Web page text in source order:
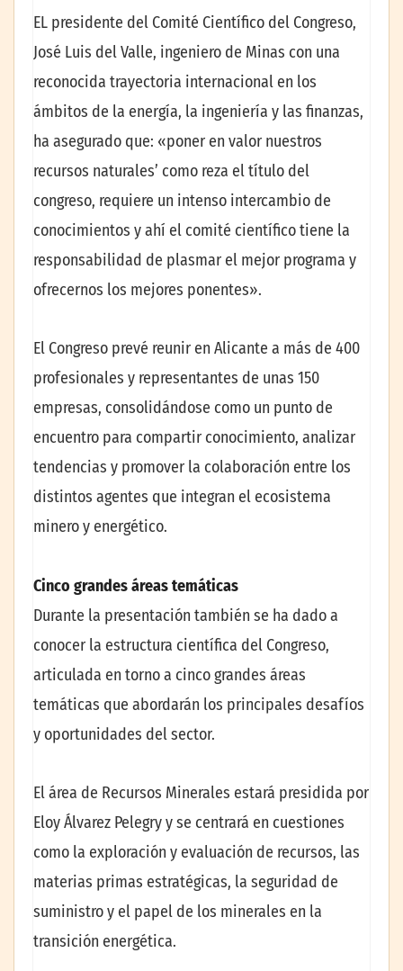
EL presidente del Comité Científico del Congreso,
José Luis del Valle, ingeniero de Minas con una
reconocida trayectoria internacional en los
ámbitos de la energía, la ingeniería y las finanzas,
ha asegurado que: «poner en valor nuestros
recursos naturales’ como reza el título del
congreso, requiere un intenso intercambio de
conocimientos y ahí el comité científico tiene la
responsabilidad de plasmar el mejor programa y
ofrecernos los mejores ponentes».
El Congreso prevé reunir en Alicante a más de 400
profesionales y representantes de unas 150
empresas, consolidándose como un punto de
encuentro para compartir conocimiento, analizar
tendencias y promover la colaboración entre los
distintos agentes que integran el ecosistema
minero y energético.
Cinco grandes áreas temáticas
Durante la presentación también se ha dado a
conocer la estructura científica del Congreso,
articulada en torno a cinco grandes áreas
temáticas que abordarán los principales desafíos
y oportunidades del sector.
El área de Recursos Minerales estará presidida por
Eloy Álvarez Pelegry y se centrará en cuestiones
como la exploración y evaluación de recursos, las
materias primas estratégicas, la seguridad de
suministro y el papel de los minerales en la
transición energética.